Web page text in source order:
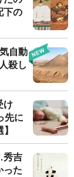
下の
自動
殺し
け
先に
秀吉
った